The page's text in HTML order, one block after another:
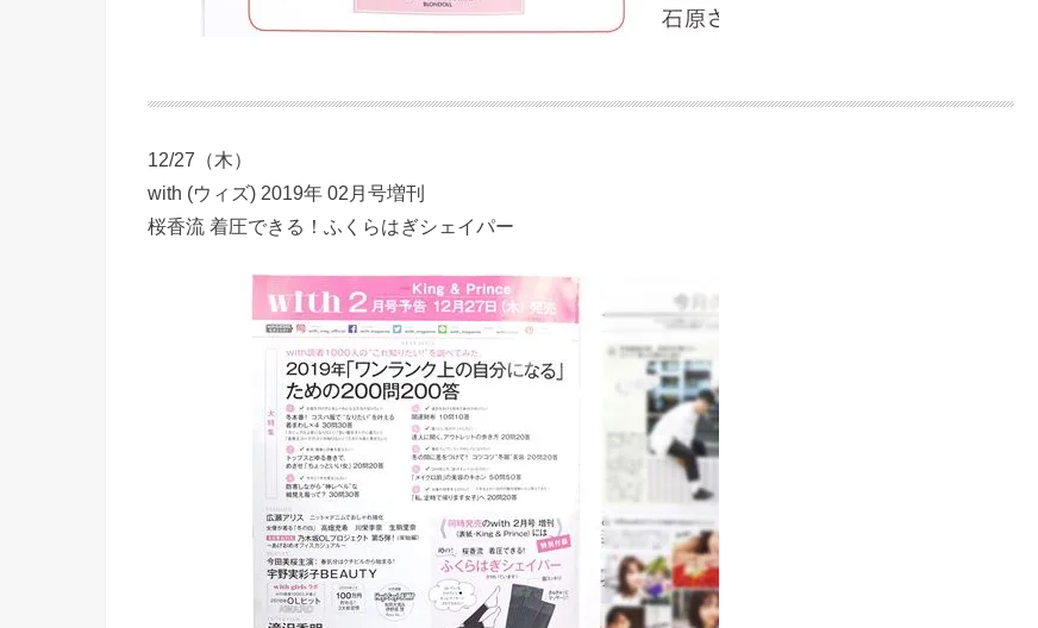
12/27（木）
with (ウィズ) 2019年 02月号増刊
桜香流 着圧できる！ふくらはぎシェイパー